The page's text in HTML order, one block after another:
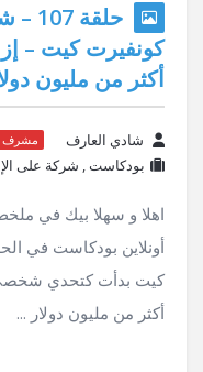
كونفيرت كيت –
أكثر من مليون
شادي العارف مشرف
بودكاست, شركة على
أونلاين بودكاست في
كيت بدأت كتحدي
أكثر من مليون دولار ...